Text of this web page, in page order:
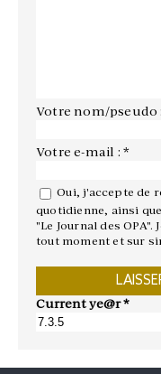
Votre nom/pseudo
Votre e-mail : *
Oui, j'accepte de
quotidienne, ainsi
"Le Journal des
tout moment et sur
Current ye@r*